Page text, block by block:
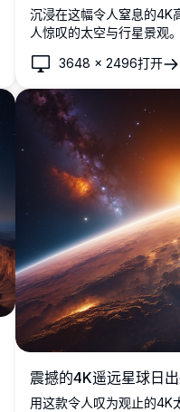
沉浸在这幅令人窒息的4K
人惊叹的太空与行星景观
用作桌面或移动设备的背景
3648 × 2496打开
震撼的4K遥远星球日
用这款令人叹为观止的4K